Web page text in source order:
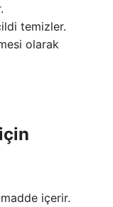
temizler.
olarak
içerir.